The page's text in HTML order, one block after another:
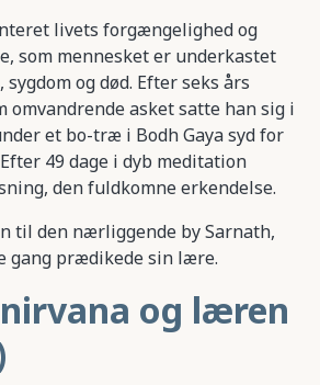
livets forgængelighed og
som mennesket er underkastet
og død. Efter seks års
omvandrende asket satte han sig i
et bo-træ i Bodh Gaya syd for
49 dage i dyb meditation
den fuldkomne erkendelse.
til den nærliggende by Sarnath,
gang prædikede sin lære.
og læren